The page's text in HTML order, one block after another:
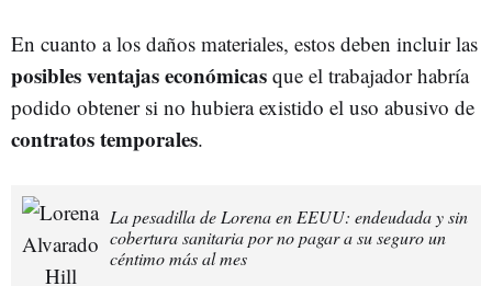
En cuanto a los daños materiales, estos deben incluir las
posibles ventajas económicas que el trabajador habría
podido obtener si no hubiera existido el uso abusivo de
contratos temporales.
La pesadilla de Lorena en EEUU: endeudada y sin
cobertura sanitaria por no pagar a su seguro un
céntimo más al mes